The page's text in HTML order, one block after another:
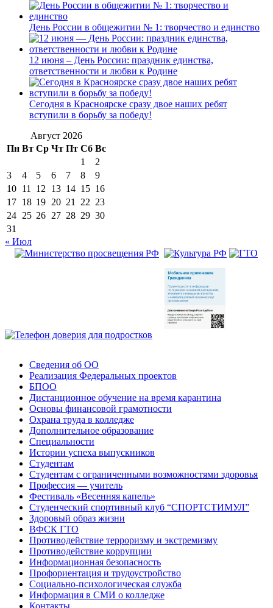
День России в общежитии № 1: творчество и единство
12 июня – День России: праздник единства,
ответственности и любви к Родине
Сегодня в Красноярске сразу двое наших ребят
вступили в борьбу за победу!
Август 2026
Пн Вт Ср Чт Пт Сб Вс
1
2
3
4 5 6 7 8
9
10 11 12 13 14 15 16
17 18 19 20 21 22 23
24 25 26 27 28 29 30
31
« Июл
Сведения об ОО
Реализация Федеральных проектов
БПОО
Дистанционное обучение на время карантина
Основы финансовой грамотности
Охрана труда в колледже
Дополнительное образование
Специальности
Истории успеха выпускников
Студентам
Студентам с ограниченными возможностями здоровья
Профессия — учитель
Фестиваль «Весенняя капель»
Студенческий спортивный клуб “СПОРТСТИМУЛ”
Здоровый образ жизни
ВФСК ГТО
Противодействие терроризму и экстремизму
Противодействие коррупции
Информационная безопасность
Профориентация и трудоустройство
Социально-психологическая служба
Информация в СМИ о колледже
Контакты